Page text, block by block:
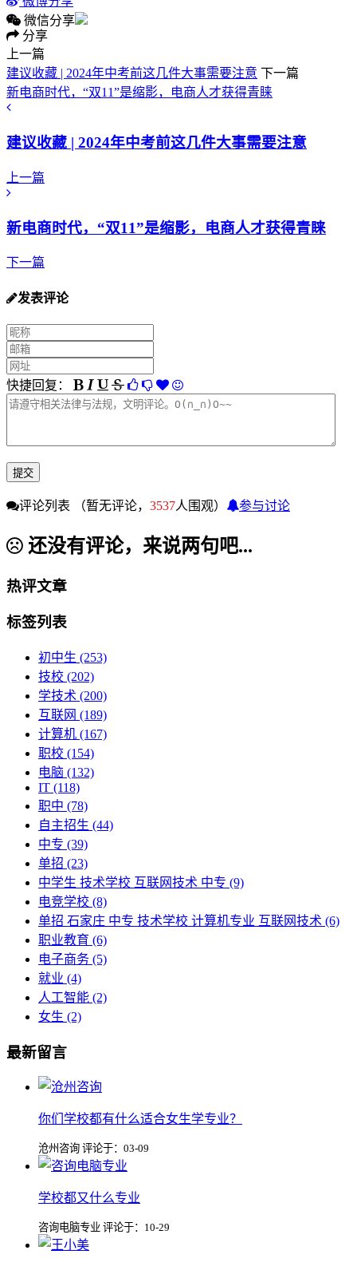
微信分享
分享
上一篇
建议收藏 | 2024年中考前这几件大事需要注意 下一篇
新电商时代，“双11”是缩影，电商人才获得青睐
建议收藏 | 2024年中考前这几件大事需要注意
上一篇
新电商时代，“双11”是缩影，电商人才获得青睐
下一篇
发表评论
快捷回复：
评论列表 （暂无评论， 3537人围观） 参与讨论
还没有评论，来说两句吧...
热评文章
标签列表
初中生 (253)
技校 (202)
学技术 (200)
互联网 (189)
计算机 (167)
职校 (154)
电脑 (132)
IT (118)
职中 (78)
自主招生 (44)
中专 (39)
单招 (23)
中学生 技术学校 互联网技术 中专 (9)
电竞学校 (8)
单招 石家庄 中专 技术学校 计算机专业 互联网技术 (6)
职业教育 (6)
电子商务 (5)
就业 (4)
人工智能 (2)
女生 (2)
最新留言
你们学校都有什么适合女生学专业？
沧州咨询 评论于：03-09
学校都又什么专业
咨询电脑专业 评论于：10-29